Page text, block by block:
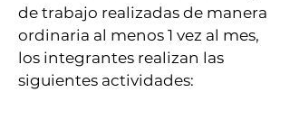
de trabajo realizadas de manera
ordinaria al menos 1 vez al mes,
los integrantes realizan las
siguientes actividades: